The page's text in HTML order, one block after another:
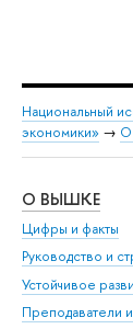
Национальный
экономики» → О
О ВЫШКЕ
Цифры и факты
Руководство и
Устойчивое
Преподаватели